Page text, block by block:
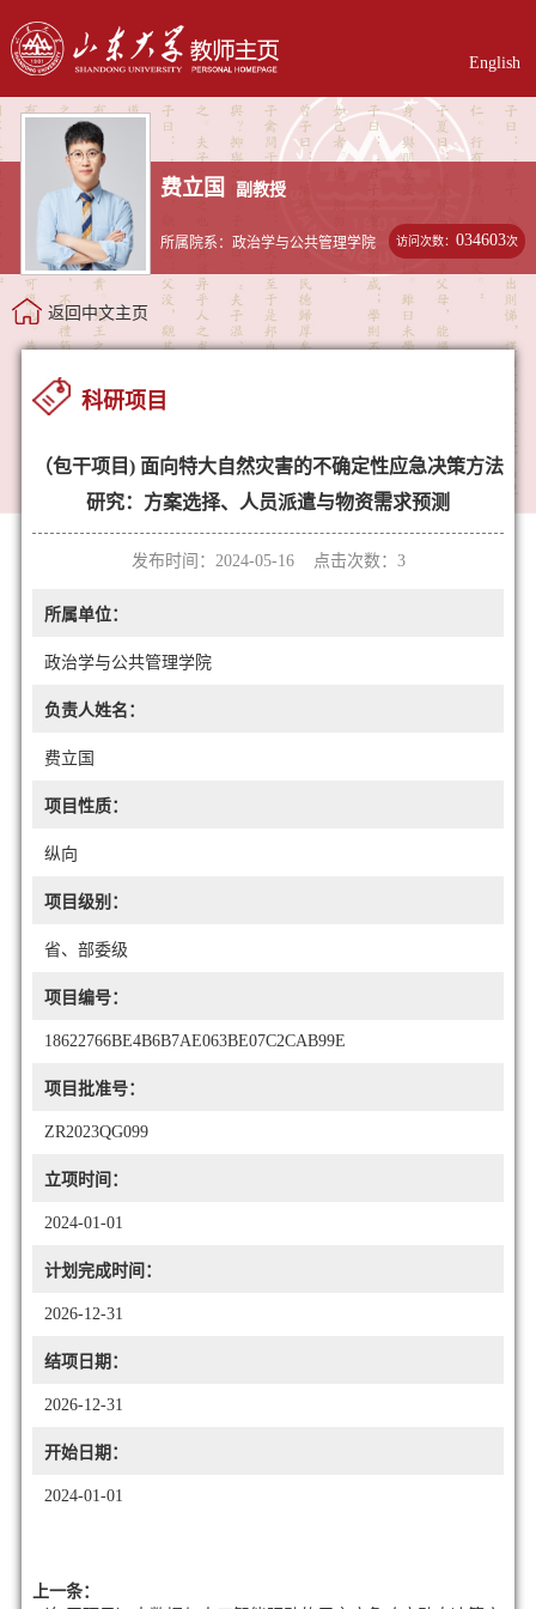
English
费立国 副教授
所属院系：政治学与公共管理学院 访问次数：034603次
返回中文主页
科研项目
（包干项目) 面向特大自然灾害的不确定性应急决策方法
研究：方案选择、人员派遣与物资需求预测
发布时间：2024-05-16 点击次数： 3
所属单位：
政治学与公共管理学院
负责人姓名：
费立国
项目性质：
纵向
项目级别：
省、部委级
项目编号：
18622766BE4B6B7AE063BE07C2CAB99E
项目批准号：
ZR2023QG099
立项时间：
2024-01-01
计划完成时间：
2026-12-31
结项日期：
2026-12-31
开始日期：
2024-01-01
上一条：